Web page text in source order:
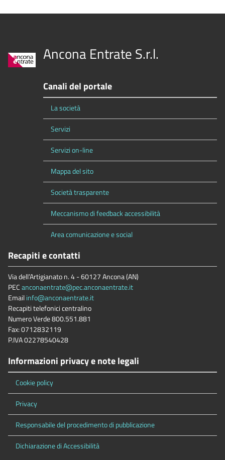
Ancona Entrate S.r.l.
Canali del portale
La società
Servizi
Servizi on-line
Mappa del sito
Società trasparente
Meccanismo di feedback accessibilità
Area comunicazione e social
Recapiti e contatti
Via dell’Artigianato n. 4 - 60127 Ancona (AN)
PECanconaentrate@pec.anconaentrate.it
Emailinfo@anconaentrate.it
Recapiti telefonici centralino
Numero Verde 800.551.881
Fax: 0712832119
P.IVA 02278540428
Informazioni privacy e note legali
Cookie policy
Privacy
Responsabile del procedimento di pubblicazione
Dichiarazione di Accessibilità